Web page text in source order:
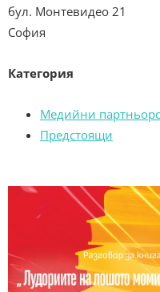
бул. Монтевидео 21
София
Категория
Медийни
Предстоящи